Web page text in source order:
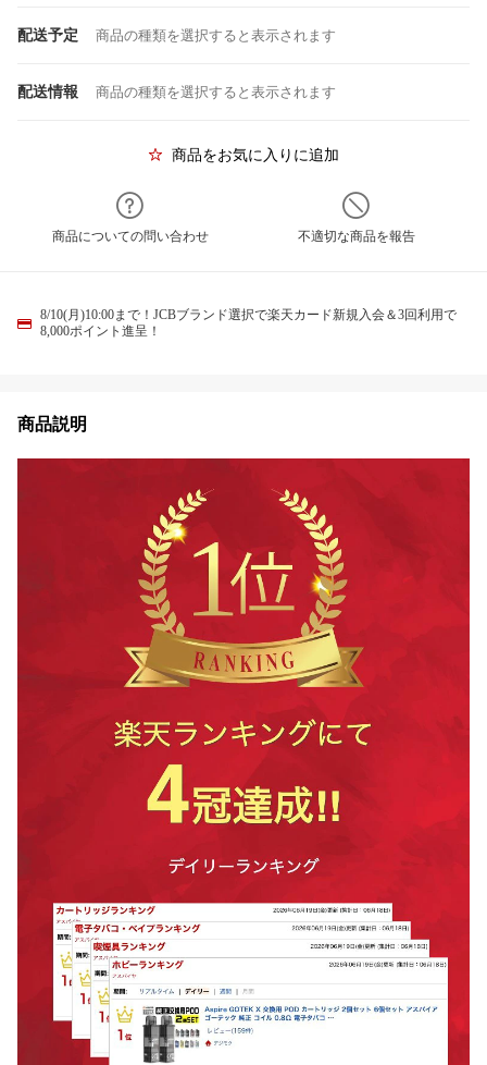
配送予定 商品の種類を選択すると表示されます
配送情報 商品の種類を選択すると表示されます
商品をお気に入りに追加
商品についての問い合わせ 不適切な商品を報告
8/10(月)10:00まで！JCBブランド選択で楽天カード新規入会＆3回利用で
8,000ポイント進呈！
商品説明